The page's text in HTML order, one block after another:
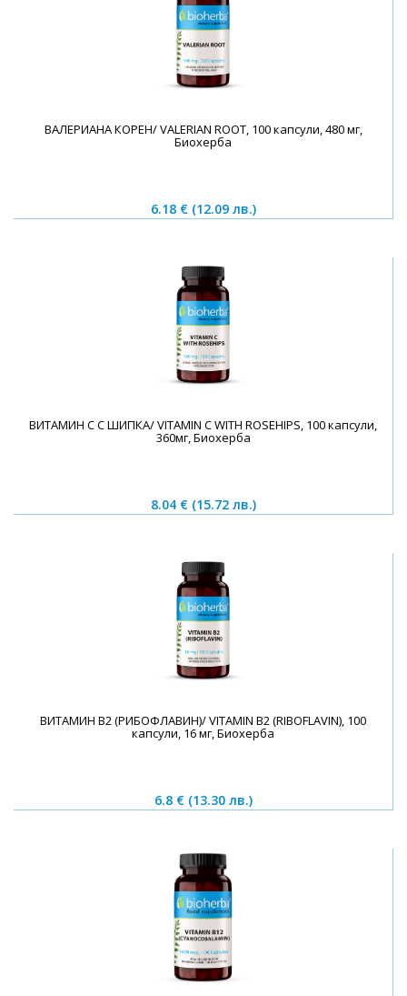
ВАЛЕРИАНА КОРЕН/ VALERIAN ROOT, 100 капсули, 480 мг,
Биохерба
6.18 € (12.09 лв.)
BИТАМИН C С ШИПКА/ VITAMIN C WITH ROSEHIPS, 100 капсули,
360мг, Биохерба
8.04 € (15.72 лв.)
ВИТАМИН B2 (РИБОФЛАВИН)/ VITAMIN B2 (RIBOFLAVIN), 100
капсули, 16 мг, Биохерба
6.8 € (13.30 лв.)